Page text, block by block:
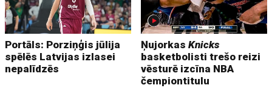
Portāls: Porziņģis jūlija
spēlēs Latvijas izlasei
nepalīdzēs
ŅujorkasKnicks
basketbolisti trešo reizi
vēsturē izcīna NBA
čempiontitulu